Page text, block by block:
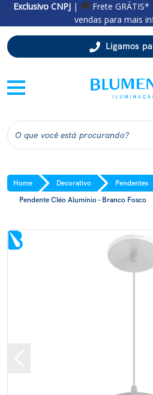
Exclusivo CNPJ | 🚚 Frete GRÁTIS*
vendas para mais
Ligamos
Home Decorativo
Pendentes
Pendente Cléo Alumínio - Branco Fosco